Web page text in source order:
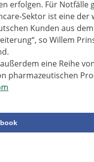
erfolgen. Für Notfälle
Sektor ist eine
Kunden aus
so Willem
eine Reihe
pharmazeutischen